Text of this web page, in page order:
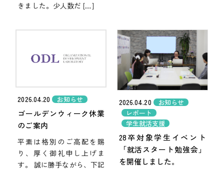
きました。少人数だ […]
2026.04.20 お知らせ
ゴールデンウィーク休業
のご案内
平素は格別のご高配を賜
り、厚く御礼申し上げま
す。 誠に勝手ながら、下記
2026.04.20
お知らせ
レポート
学生就活支援
28卒対象学生イベント
「就活スタート勉強会」
を開催しました。